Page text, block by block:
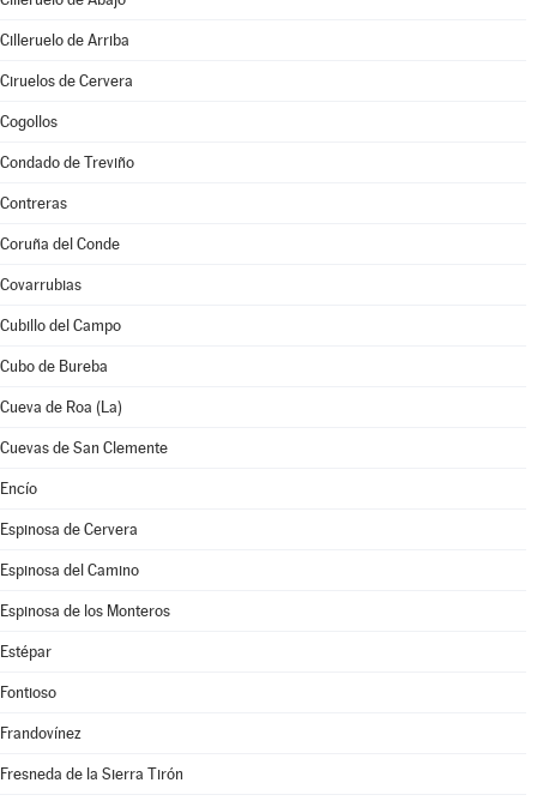
Cilleruelo de Arriba
Ciruelos de Cervera
Cogollos
Condado de Treviño
Contreras
Coruña del Conde
Covarrubias
Cubillo del Campo
Cubo de Bureba
Cueva de Roa (La)
Cuevas de San Clemente
Encío
Espinosa de Cervera
Espinosa del Camino
Espinosa de los Monteros
Estépar
Fontioso
Frandovínez
Fresneda de la Sierra Tirón